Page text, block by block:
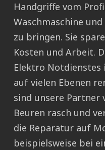
Handgriffe vom
Waschmaschine
zu bringen. Sie
Kosten und Arbeit.
Elektro Notdienstes
auf vielen Ebenen
sind unsere Partner
Beuren rasch und
die Reparatur auf
beispielsweise bei